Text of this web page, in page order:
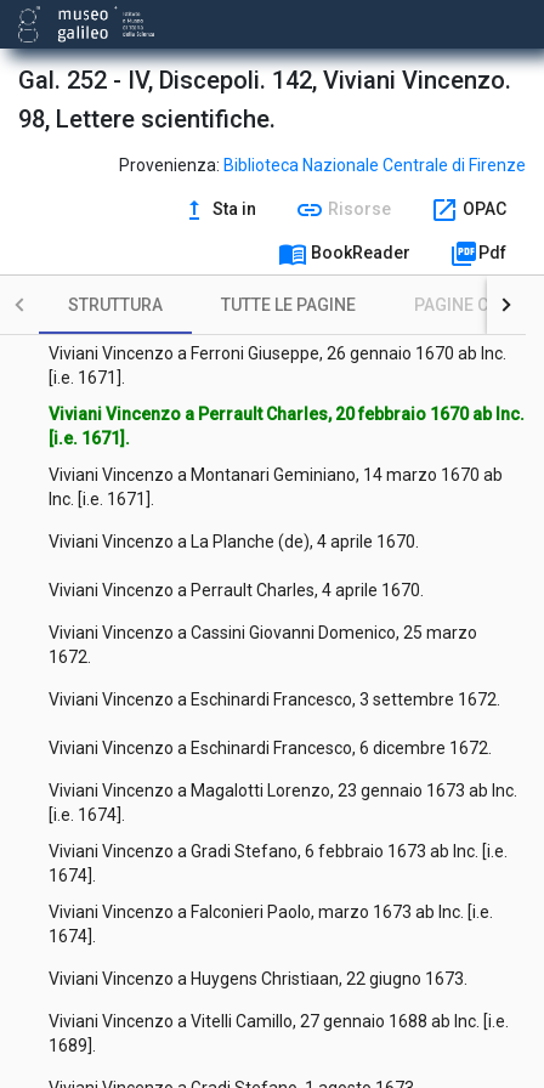
Gal. 252 - IV, Discepoli. 142, Viviani Vincenzo.
98, Lettere scientifiche.
Provenienza: Biblioteca Nazionale Centrale di Firenze
upgrade Sta in link Risorse open_in_new OPAC
menu_book BookReader picture_as_pdf Pdf
STRUTTURA TUTTE LE PAGINE PAGINE CON
Viviani Vincenzo a Rucellai Orazio, 24 giugno 1669.
Viviani Vincenzo a Falconieri Ottavio, 25 giugno 1669.
Viviani Vincenzo a Falconieri Ottavio, 9 luglio 1669.
Viviani Vincenzo a Falconieri Ottavio, 12 luglio 1669.
Viviani Vincenzo a Falconieri Ottavio, [ante 5 giugno 1666].
Viviani Vincenzo a Dati Carlo Roberto, 24 luglio 1669.
Viviani Vincenzo a Thevenot Melchisédec, 22 dicembre 1669.
Viviani Vincenzo a Ferroni Giuseppe, 26 gennaio 1670 ab Inc.
[i.e. 1671].
Viviani Vincenzo a Perrault Charles, 20 febbraio 1670 ab Inc.
[i.e. 1671].
Viviani Vincenzo a Montanari Geminiano, 14 marzo 1670 ab
Inc. [i.e. 1671].
Viviani Vincenzo a La Planche (de), 4 aprile 1670.
Viviani Vincenzo a Perrault Charles, 4 aprile 1670.
Viviani Vincenzo a Cassini Giovanni Domenico, 25 marzo
1672.
Viviani Vincenzo a Eschinardi Francesco, 3 settembre 1672.
Viviani Vincenzo a Eschinardi Francesco, 6 dicembre 1672.
Viviani Vincenzo a Magalotti Lorenzo, 23 gennaio 1673 ab Inc.
[i.e. 1674].
Viviani Vincenzo a Gradi Stefano, 6 febbraio 1673 ab Inc. [i.e.
1674].
Viviani Vincenzo a Falconieri Paolo, marzo 1673 ab Inc. [i.e.
1674].
Viviani Vincenzo a Huygens Christiaan, 22 giugno 1673.
Viviani Vincenzo a Vitelli Camillo, 27 gennaio 1688 ab Inc. [i.e.
1689].